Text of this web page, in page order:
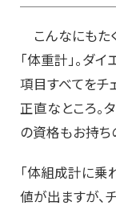
こんなにもた
「体重計」。ダ
項目すべてをチ
正直なところ。
の資格もお持ち
「体組成計に乗
値が出ますが、